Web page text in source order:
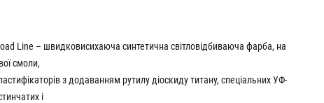
Line – швидковисихаюча синтетична світловідбиваюча фарба, на
смоли,
з додаванням рутилу діоскиду титану, спеціальних УФ-
і